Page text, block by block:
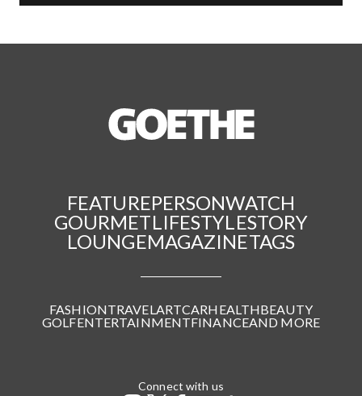
FEATUREPERSONWATCH
GOURMETLIFESTYLESTORY
LOUNGEMAGAZINETAGS
FASHIONTRAVELARTCARHEALTHBEAUTY
GOLFENTERTAINMENTFINANCEAND MORE
Connect with us